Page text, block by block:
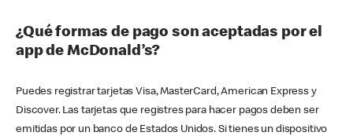
¿Qué formas de pago son aceptadas por el
app de McDonald’s?
Puedes registrar tarjetas Visa, MasterCard, American Express y
Discover. Las tarjetas que registres para hacer pagos deben ser
emitidas por un banco de Estados Unidos. Si tienes un dispositivo